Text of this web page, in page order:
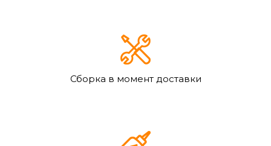
Сборка в момент доставки